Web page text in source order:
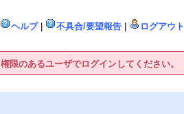
ヘルプ| 不具合/要望報告 ログアウト
限のあるユーザでログインしてください。